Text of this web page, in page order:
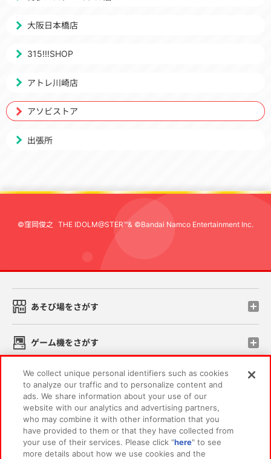
大阪日本橋店
315!!!SHOP
アトレ川崎店
アソビストア
出張所
©窪岡俊之 THE IDOLM@STER™& ©Bandai Namco Entertainment Inc.
あそび場をさがす
ゲーム機をさがす
スマホ・PCであそぶ
イベント・キャンペーン
We collect unique personal identifiers such as cookies
to analyze our traffic and to personalize content and
ads. We share information about your use of our
website with our analytics and advertising partners,
who may combine it with other information that you
have provided to them or that they have collected from
your use of their services. Please click "here" to see
more details about how we use cookies and the